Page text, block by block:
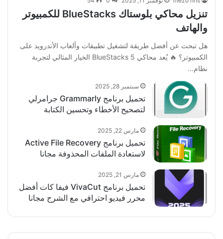
تنزيل محاكي بلوستاك BlueStacks للكمبيوتر
والهاتف
هل تبحث عن أفضل طريقة لتشغيل تطبيقات وألعاب الأندرويد على
الكمبيوتر؟ 🔥 يُعد محاكي BlueStacks 5 الخيار المثالي لتجربة
نظام…
سبتمبر 28, 2025
تحميل برنامج Grammarly جرامرلي
لتصحيح الأخطاء وتحسين الكتابة
مارس 22, 2025
تحميل برنامج Active File Recovery
لاستعادة الملفات المحذوفة مجانا
مارس 21, 2025
تحميل برنامج VivaCut فيفا كات أفضل
محرر فيديو احترافي مع الشرح مجانا